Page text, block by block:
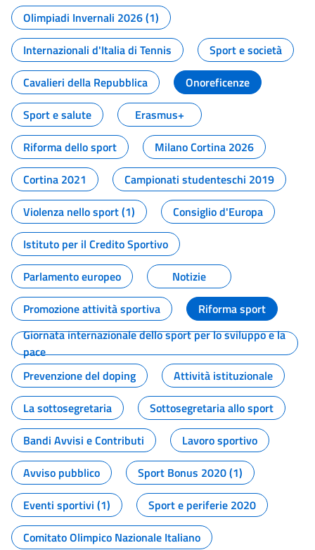
Olimpiadi Invernali 2026 (1)
Internazionali d'Italia di Tennis
Sport e società
Cavalieri della Repubblica
Onoreficenze
Sport e salute
Erasmus+
Riforma dello sport
Milano Cortina 2026
Cortina 2021
Campionati studenteschi 2019
Violenza nello sport (1)
Consiglio d'Europa
Istituto per il Credito Sportivo
Parlamento europeo
Notizie
Promozione attività sportiva
Riforma sport
Giornata internazionale dello sport per lo sviluppo e la
pace
Prevenzione del doping
Attività istituzionale
La sottosegretaria
Sottosegretaria allo sport
Bandi Avvisi e Contributi
Lavoro sportivo
Avviso pubblico
Sport Bonus 2020 (1)
Eventi sportivi (1)
Sport e periferie 2020
Comitato Olimpico Nazionale Italiano